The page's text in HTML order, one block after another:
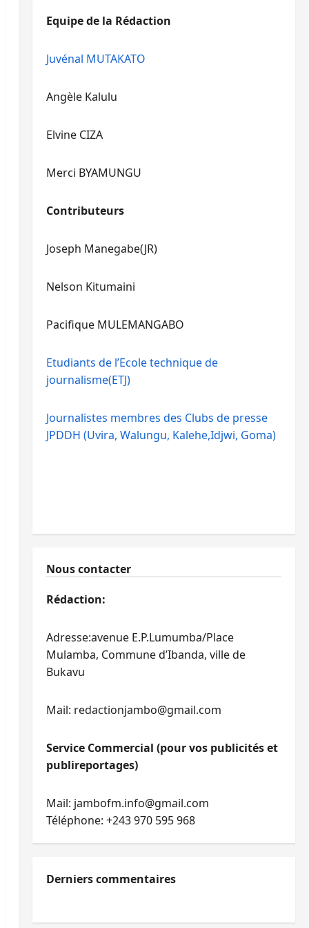
Equipe de la Rédaction
Juvénal MUTAKATO
Angèle Kalulu
Elvine CIZA
Merci BYAMUNGU
Contributeurs
Joseph Manegabe(JR)
Nelson Kitumaini
Pacifique MULEMANGABO
Etudiants de l’Ecole technique de
journalisme(ETJ)
Journalistes membres des Clubs de presse
JPDDH (Uvira, Walungu, Kalehe,Idjwi, Goma)
Nous contacter
Rédaction:
Adresse:avenue E.P.Lumumba/Place
Mulamba, Commune d’Ibanda, ville de
Bukavu
Mail: redactionjambo@gmail.com
Service Commercial (pour vos publicités et
publireportages)
Mail: jambofm.info@gmail.com
Téléphone: +243 970 595 968
Derniers commentaires